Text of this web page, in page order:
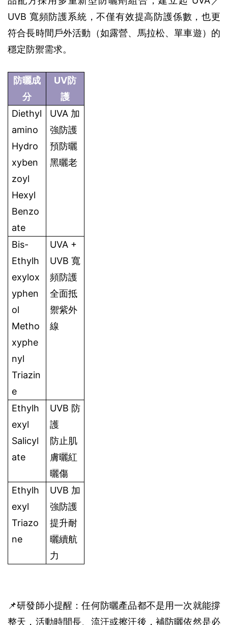
UVB 寬頻防護系統，不僅有效提高防護係數，也更
符合長時間戶外活動（如露營、馬拉松、單車遊）的
穩定防禦需求。
防曬成
分
UV防
護
Diethyl
amino
Hydro
xyben
zoyl
Hexyl
Benzo
ate
UVA 加
強防護
預防曬
黑曬老
Bis-
Ethylh
exylox
yphen
ol
Metho
xyphe
nyl
Triazin
e
UVA +
UVB 寬
頻防護
全面抵
禦紫外
線
Ethylh
exyl
Salicyl
ate
UVB 防
護
防止肌
膚曬紅
曬傷
Ethylh
exyl
Triazo
ne
UVB 加
強防護
提升耐
曬續航
力
📌研發師小提醒：任何防曬產品都不是用一次就能撐
整天，活動時間長、流汗或擦汗後，補防曬依然是必